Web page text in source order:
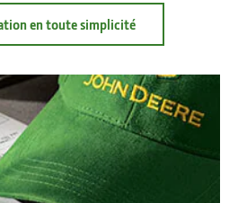
en toute simplicitéà
de